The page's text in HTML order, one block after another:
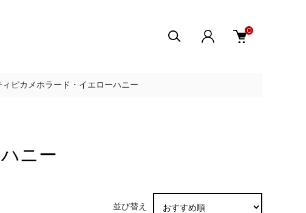
0
ィピカメホラード・イエローハニー
ニー
並び替え